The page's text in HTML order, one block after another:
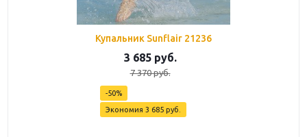
Купальник Sunflair 21236
3 685руб.
7 370руб.
-50%
Экономия 3 685руб.